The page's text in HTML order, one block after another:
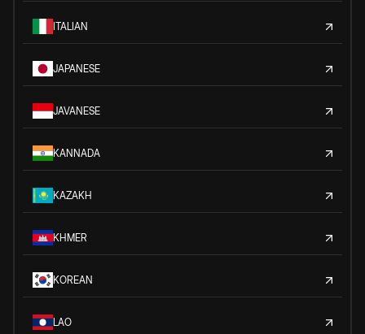
ITALIAN
JAPANESE
JAVANESE
KANNADA
KAZAKH
KHMER
KOREAN
LAO